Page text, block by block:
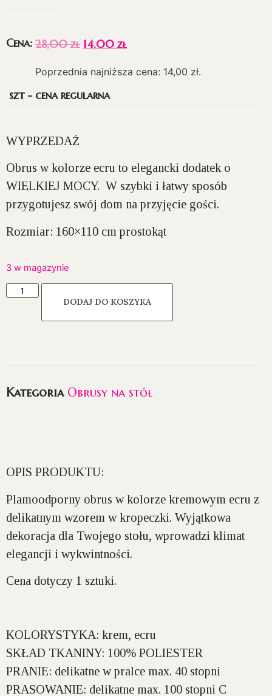
Cena: 28,00zł 14,00 zł
Poprzednia najniższa cena: 14,00 zł.
szt - cena regularna
WYPRZEDAŻ
Obrus w kolorze ecru to elegancki dodatek o
WIELKIEJ MOCY. W szybki i łatwy sposób
przygotujesz swój dom na przyjęcie gości.
Rozmiar: 160×110 cm prostokąt
3 w magazynie
DODAJ DO KOSZYKA
Kategoria Obrusy na stół
OPIS PRODUKTU:
Plamoodporny obrus w kolorze kremowym ecru z
delikatnym wzorem w kropeczki. Wyjątkowa
dekoracja dla Twojego stołu, wprowadzi klimat
elegancji i wykwintności.
Cena dotyczy 1 sztuki.
KOLORYSTYKA: krem, ecru
SKŁAD TKANINY: 100% POLIESTER
PRANIE: delikatne w pralce max. 40 stopni
PRASOWANIE: delikatne max. 100 stopni C